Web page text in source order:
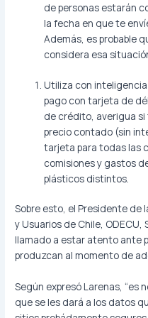
de personas estarán
la fecha en que te
Además, es probable
considera esa
Utiliza con
pago con tarjeta de
de crédito, averigua
precio contado (sin
tarjeta para todas las
comisiones y gastos
plásticos distintos.
Sobre esto, el Presidente de
y Usuarios de Chile, ODECU,
llamado a estar atento ante
produzcan al momento de
Según expresó Larenas, “es
que se les dará a los datos